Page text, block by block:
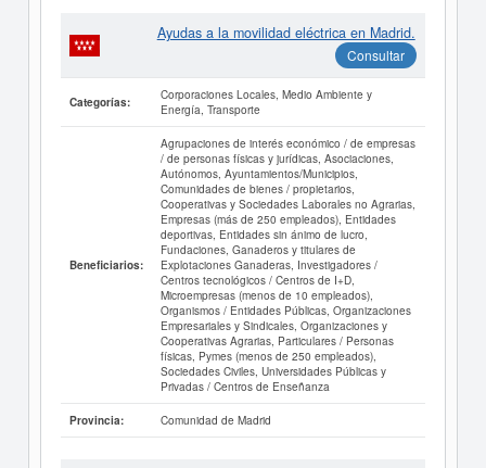
Ayudas a la movilidad eléctrica en Madrid.
Consultar
Categorías:
Corporaciones Locales, Medio Ambiente y
Energía, Transporte
Beneficiarios:
Agrupaciones de interés económico / de empresas
/ de personas físicas y jurídicas, Asociaciones,
Autónomos, Ayuntamientos/Municipios,
Comunidades de bienes / propietarios,
Cooperativas y Sociedades Laborales no Agrarias,
Empresas (más de 250 empleados), Entidades
deportivas, Entidades sin ánimo de lucro,
Fundaciones, Ganaderos y titulares de
Explotaciones Ganaderas, Investigadores /
Centros tecnológicos / Centros de I+D,
Microempresas (menos de 10 empleados),
Organismos / Entidades Públicas, Organizaciones
Empresariales y Sindicales, Organizaciones y
Cooperativas Agrarias, Particulares / Personas
físicas, Pymes (menos de 250 empleados),
Sociedades Civiles, Universidades Públicas y
Privadas / Centros de Enseñanza
Provincia: Comunidad de Madrid